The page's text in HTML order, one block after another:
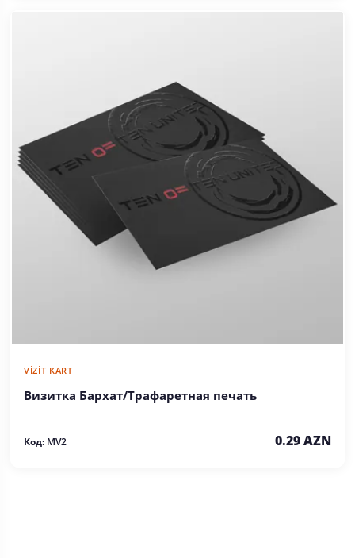
VIZIT KART
Визитка Бархат/Трафаретная печать
Код: MV2 0.29 AZN